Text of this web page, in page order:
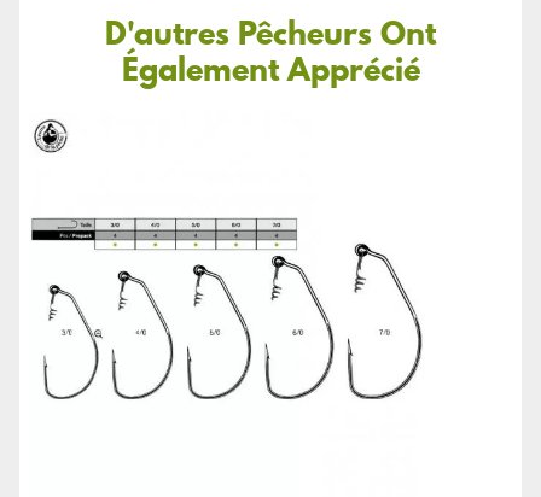
D'autres Pêcheurs Ont
Également Apprécié